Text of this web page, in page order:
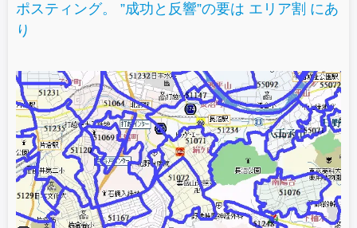
ポスティング。 ”成功と反響”の要は エリア割 にあ
り